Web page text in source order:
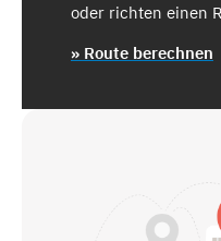
oder richten einen
» Route berechnen